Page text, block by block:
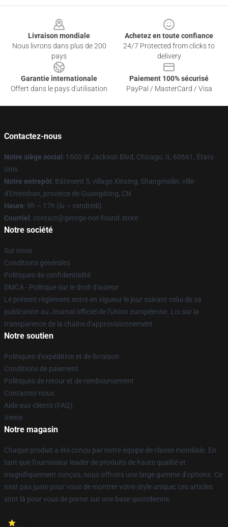
Livraison mondiale
Nous livrons dans plus de 200
pays
Achetez en toute confiance
24/7 Protected from clicks to
delivery
Garantie internationale
Offert dans le pays d'utilisation
Paiement 100% sécurisé
PayPal / MasterCard / Visa
Contactez-nous
Notre siège social : 1600 W Jackson Blvd, Chicago, IL 60661, États-
Unis
Notre entrepôt: Bâtiment 5, village Xinxing, Shangmeilin, ville
d'Emeishan, province de Guangdong, CN
Heure: 9h – 17h (lu – vendredi)
Courriel : contact@george-not-found.store
Notre société
Sur nous
Conditions générales
Politiques de confidentialité
DMCA - Politique sur le droit d'auteur
Le présent règlement entre en vigueur le jour suivant celui de sa
publication au Journal officiel de l'Union européenne. Loi sur la
transparence de la chaîne d'approvisionnement
Notre soutien
Politiques d'expédition et de livraison
Conditions de paiement
Politiques de retour et de remboursement
Contactez-nous
Aide aux clients (FAQ)
Vente
Notre magasin
Chaque produit a été conçu par notre équipe de classe mondiale. En
tant que fournisseur leader de produits de haute qualité et
magnifiquement conçus, nous offrons une large gamme d'options. Ce
n'est pas juste pour vous de montrer votre style unique; ces articles
sont là pour vous de porter sur une base quotidienne.